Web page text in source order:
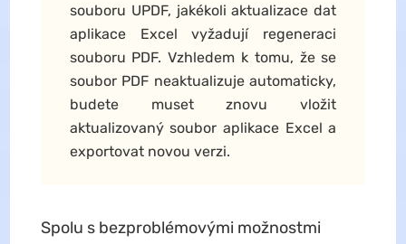
souboru UPDF, jakékoli aktualizace dat
aplikace Excel vyžadují regeneraci
souboru PDF. Vzhledem k tomu, že se
soubor PDF neaktualizuje automaticky,
budete muset znovu vložit
aktualizovaný soubor aplikace Excel a
exportovat novou verzi.
Spolu s bezproblémovými možnostmi